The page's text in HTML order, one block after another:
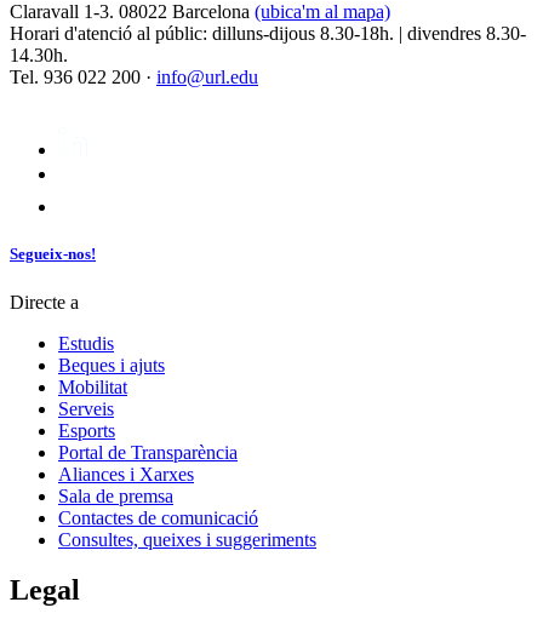
Claravall 1-3. 08022 Barcelona (ubica'm al mapa)
Horari d'atenció al públic: dilluns-dijous 8.30-18h. | divendres 8.30-
14.30h.
Tel. 936 022 200 · info@url.edu
Segueix-nos!
Directe a
Estudis
Beques i ajuts
Mobilitat
Serveis
Esports
Portal de Transparència
Aliances i Xarxes
Sala de premsa
Contactes de comunicació
Consultes, queixes i suggeriments
Legal